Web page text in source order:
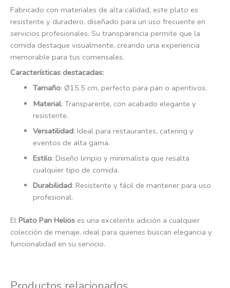
Fabricado con materiales de alta calidad, este plato es
resistente y duradero, diseñado para un uso frecuente en
servicios profesionales. Su transparencia permite que la
comida destaque visualmente, creando una experiencia
memorable para tus comensales.
Características destacadas:
Tamaño: Ø15.5 cm, perfecto para pan o aperitivos.
Material: Transparente, con acabado elegante y
resistente.
Versatilidad: Ideal para restaurantes, catering y
eventos de alta gama.
Estilo: Diseño limpio y minimalista que resalta
cualquier tipo de comida.
Durabilidad: Resistente y fácil de mantener para uso
profesional.
El Plato Pan Helios es una excelente adición a cualquier
colección de menaje, ideal para quienes buscan elegancia y
funcionalidad en su servicio.